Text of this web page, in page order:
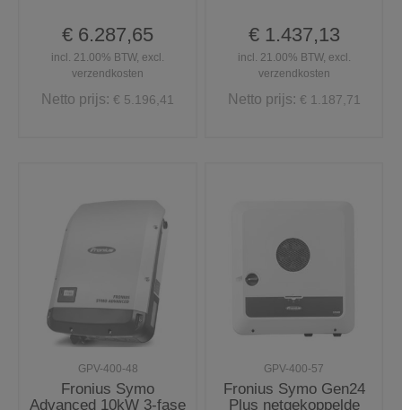
€ 6.287,65
incl. 21.00% BTW, excl.
verzendkosten
Netto prijs:€ 5.196,41
€ 1.437,13
incl. 21.00% BTW, excl.
verzendkosten
Netto prijs: € 1.187,71
GPV-400-48
Fronius Symo
Advanced 10kW 3-fase
GPV-400-57
Fronius Symo Gen24
Plus netgekoppelde